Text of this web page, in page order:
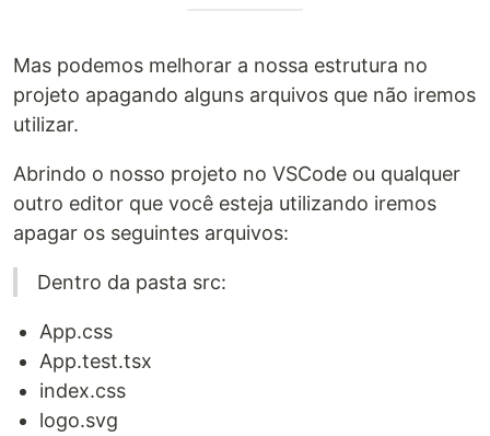
Mas podemos melhorar a nossa estrutura no
projeto apagando alguns arquivos que não iremos
utilizar.
Abrindo o nosso projeto no VSCode ou qualquer
outro editor que você esteja utilizando iremos
apagar os seguintes arquivos:
Dentro da pasta src:
App.css
App.test.tsx
index.css
logo.svg